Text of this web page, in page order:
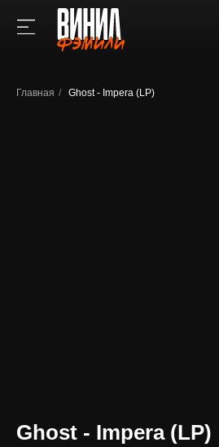
Главная / Ghost - Impera (LP)
Ghost - Impera (LP)